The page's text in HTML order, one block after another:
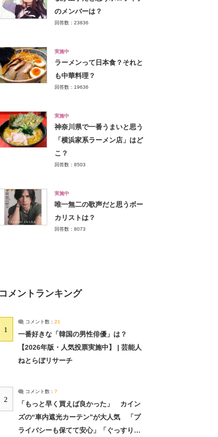
のメンバーは？
回答数：23836
実施中
ラーメンって日本食？それと
も中華料理？
回答数：19636
実施中
神奈川県で一番うまいと思う
「横浜家系ラーメン店」はど
こ？
回答数：8503
実施中
唯一無二の歌声だと思うボー
カリストは？
回答数：8073
コメントランキング
1
コメント数： 21
一番好きな「韓国の男性俳優」は？
【2026年版・人気投票実施中】 | 芸能人
ねとらぼリサーチ
2
コメント数： 7
「もっと早く買えば良かった」 カイン
ズの“車内遮光カーテン”が大人気 「プ
ライバシーも保てて安心」「ぐっすり眠